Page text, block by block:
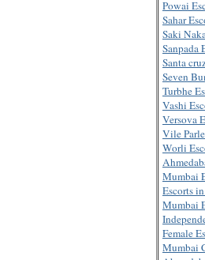
Powai
Sahar
Saki
Sanpada
Santa
Seven
Turbhe
Vashi
Versova
Vile
Worli
Mumbai
Escorts
Mumbai
Female
Mumbai